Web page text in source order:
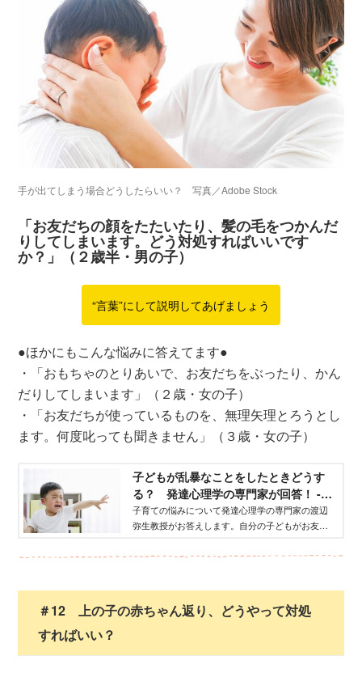
手が出てしまう場合どうしたらいい？ 写真／Adobe Stock
「お友だちの顔をたたいたり、髪の毛をつかんだ
りしてしまいます。どう対処すればいいです
か？」（２歳半・男の子）
“言葉”にして説明してあげましょう
●ほかにもこんな悩みに答えてます●
・「おもちゃのとりあいで、お友だちをぶったり、かん
だりしてしまいます」（２歳・女の子）
・「お友だちが使っているものを、無理矢理とろうとし
ます。何度叱っても聞きません」（３歳・女の子）
子どもが乱暴なことをしたときどうす
る？ 発達心理学の専門家が回答！ -
げんき
子育ての悩みについて発達心理学の専門家の渡辺
弥生教授がお答えします。自分の子どもがお友だ
だ思いのまま体を動かす時期なので、このような
＃12 上の子の赤ちゃん返り、どうやって対処
すればいい？